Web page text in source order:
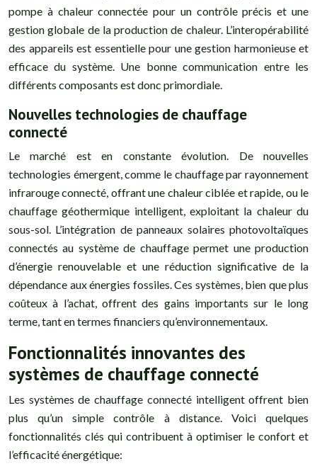
pompe à chaleur connectée pour un contrôle précis et une
gestion globale de la production de chaleur. L’interopérabilité
des appareils est essentielle pour une gestion harmonieuse et
efficace du système. Une bonne communication entre les
différents composants est donc primordiale.
Nouvelles technologies de chauffage
connecté
Le marché est en constante évolution. De nouvelles
technologies émergent, comme le chauffage par rayonnement
infrarouge connecté, offrant une chaleur ciblée et rapide, ou le
chauffage géothermique intelligent, exploitant la chaleur du
sous-sol. L’intégration de panneaux solaires photovoltaïques
connectés au système de chauffage permet une production
d’énergie renouvelable et une réduction significative de la
dépendance aux énergies fossiles. Ces systèmes, bien que plus
coûteux à l’achat, offrent des gains importants sur le long
terme, tant en termes financiers qu’environnementaux.
Fonctionnalités innovantes des
systèmes de chauffage connecté
Les systèmes de chauffage connecté intelligent offrent bien
plus qu’un simple contrôle à distance. Voici quelques
fonctionnalités clés qui contribuent à optimiser le confort et
l’efficacité énergétique: